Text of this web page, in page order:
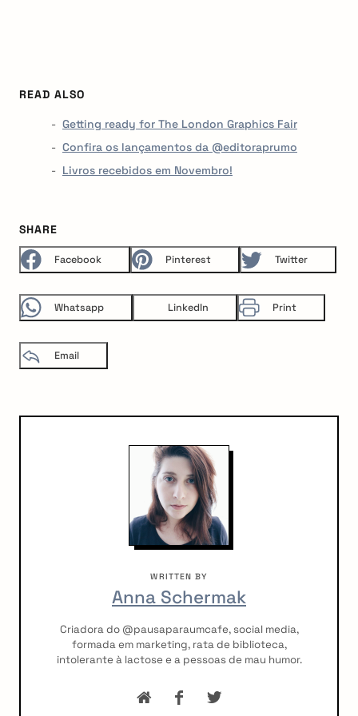
READ ALSO
Getting ready for The London Graphics Fair
Confira os lançamentos da @editoraprumo
Livros recebidos em Novembro!
SHARE
Facebook Pinterest Twitter
Whatsapp LinkedIn Print
Email
WRITTEN BY
Anna Schermak
Criadora do @pausaparaumcafe, social media,
formada em marketing, rata de biblioteca,
intolerante à lactose e a pessoas de mau humor.